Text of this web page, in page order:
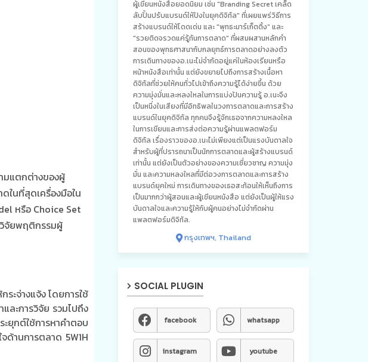
มแตกต่างของผู้
ในที่สุดเครื่องมือใน
หรือ Choice Set
วิจัยพฤติกรรมผู้
ระจ่างแจ้ง โดยการใช้
ละการวิจัย รวมไปถึง
ะยุกต์ใช้การหาคำตอบ
ด้านการตลาด 5W1H
ผู้เขียนหนังสือยอดนิยม เช่น "Branding Secret เคล็ด
ลับปั้นปรับแบรนด์ให้ปังในยุคดิจิทัล" ที่เผยแพร่วิธีการ
สร้างแบรนด์ให้โดดเด่น และ "พุทธะมาร์เก็ตติ้ง" และ
"รวยติดจรวดแค่รู้ทันการตลาด" ที่ผสมผสานหลักคำ
สอนของพุทธศาสนากับกลยุทธ์การตลาดอย่างลงตัว
การเดินทางของอ.เนะไม่จำกัดอยู่แค่ในห้องเรียนหรือ
หน้าหนังสือเท่านั้น แต่ยังขยายไปถึงการสร้างเนื้อหา
ดิจิทัลที่ช่วยให้คนทั่วไปเข้าถึงความรู้ได้ง่ายขึ้น ด้วย
ความมุ่งมั่นและหลงใหลในการแบ่งปันความรู้ อ.เนะจึง
เป็นหนึ่งในเสียงที่มีอิทธิพลในวงการตลาดและการสร้าง
แบรนด์ในยุคดิจิทัล ทุกคนจึงรู้จักเธอจากความหลงใหล
ในการเขียนและการส่งต่อความรู้ผ่านแพลตฟอร์ม
ดิจิทัล เรื่องราวของอ.เนะไม่เพียงแต่เป็นแรงบันดาลใจ
สำหรับผู้ที่ปรารถนาเป็นนักการตลาดและผู้สร้างแบรนด์
เท่านั้น แต่ยังเป็นตัวอย่างของความเชี่ยวชาญ ความมุ่ง
มั่น และความหลงใหลที่มีต่อวงการตลาดและการสร้าง
แบรนด์ยุคใหม่ การเดินทางของเธอสะท้อนให้เห็นถึงการ
เป็นมากกว่าผู้สอนและผู้เขียนหนังสือ แต่ยังเป็นผู้ให้แรง
บันดาลใจและความรู้ให้กับผู้คนอย่างไม่จำกัดผ่าน
แพลตฟอร์มดิจิทัล.
กรุงเทพฯ, Thailand
SOCIAL PLUGIN
facebook whatsapp
instagram youtube